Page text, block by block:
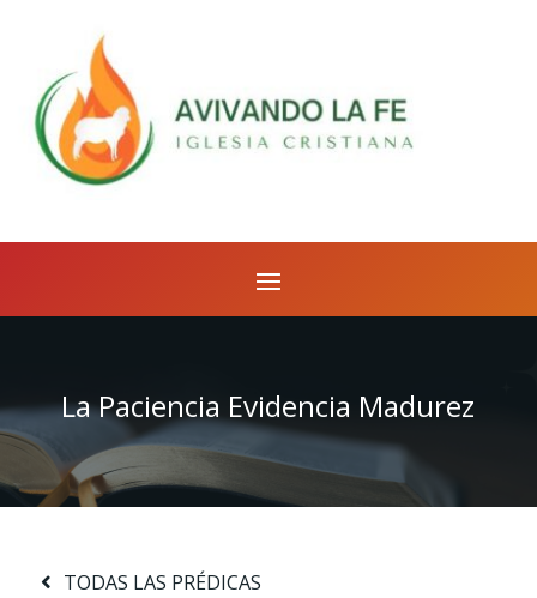
La Paciencia Evidencia Madurez
TODAS LAS PRÉDICAS